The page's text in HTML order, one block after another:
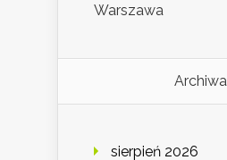
Warszawa
Archiwa
sierpień 2026